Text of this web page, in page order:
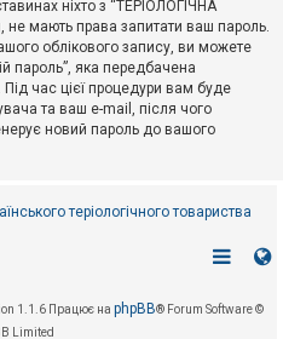
ніхто з “ТЕРІОЛОГІЧНА
не мають права запитати ваш пароль.
облікового запису, ви можете
пароль”, яка передбачена
час цієї процедури вам буде
та ваш e-mail, після чого
новий пароль до вашого
теріологічного товариства
1.1.6 Працює на phpBB® Forum Software ©
Limited